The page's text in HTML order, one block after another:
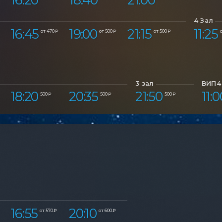
16:45 от 470 ₽ 19:00 от 500 ₽ 21:15 от 500 ₽
4 Зал
11:25
18:20 500 ₽ 20:35 500 ₽
3 зал
21:50 500 ₽
ВИП4
16:55 от 570 ₽ 20:10 от 600 ₽